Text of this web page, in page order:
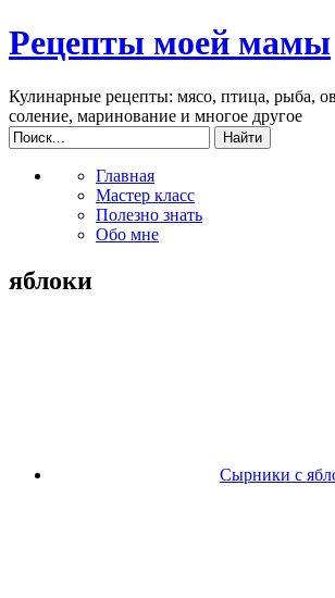
Рецепты моей мамы
Кулинарные рецепты: мясо, птица, рыба,
соление, маринование и многое другое
Главная
Мастер класс
Полезно знать
Обо мне
яблоки
Сырники с